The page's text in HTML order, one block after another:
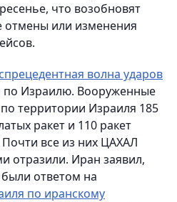
что возобновят
отмены или изменения
волна ударов
Израилю. Вооруженные
территории Израиля 185
ракет и 110 ракет
Почти все из них ЦАХАЛ
отразили. Иран заявил,
ответом на
по иранскому